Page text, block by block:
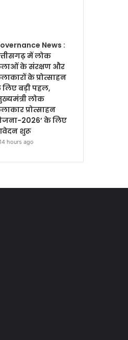
News :
में लोक
के संरक्षण और
के प्रोत्साहन
बड़ी पहल,
लोक
प्रोत्साहन
2026’ के लिए
शुरू
hours ago